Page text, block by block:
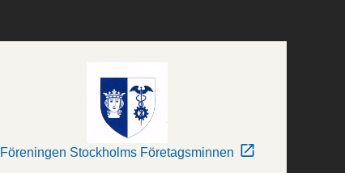
Föreningen Stockholms Företagsminnen